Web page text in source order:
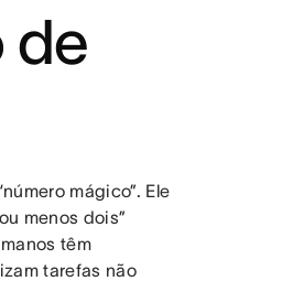
de
mágico”. Ele
menos dois”
têm
tarefas não